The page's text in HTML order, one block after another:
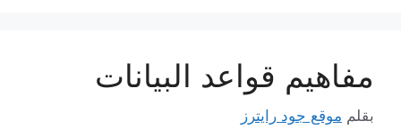
مفاهيم قواعد البيانات
بقلم موقع جود رايترز